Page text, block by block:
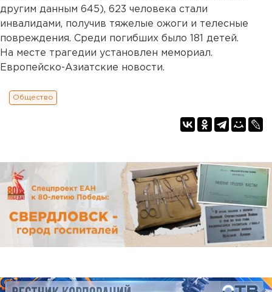
другим данным 645), 623 человека стали
инвалидами, получив тяжелые ожоги и телесные
повреждения. Среди погибших было 181 детей.
На месте трагедии установлен мемориал.
Европейско-Азиатские новости.
Общество